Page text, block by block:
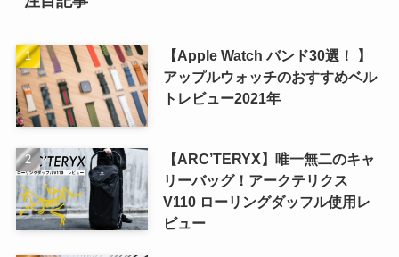
【Apple Watch バンド30選！ 】
アップルウォッチのおすすめベル
トレビュー2021年
【ARC’TERYX】唯一無二のキャ
リーバッグ！アークテリクス
V110 ローリングダッフル使用レ
ビュー